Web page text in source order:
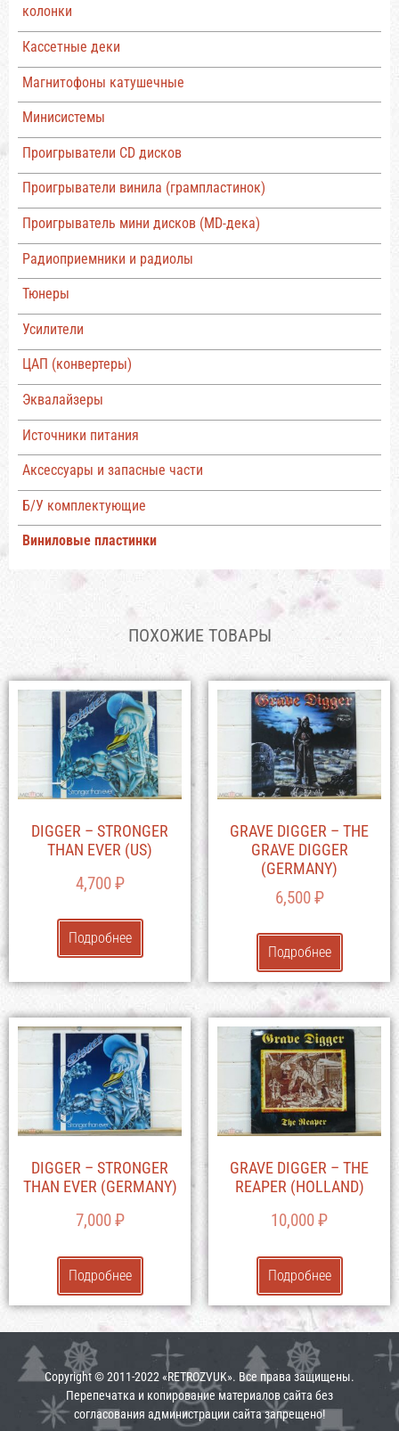
колонки
Кассетные деки
Магнитофоны катушечные
Минисистемы
Проигрыватели CD дисков
Проигрыватели винила (грампластинок)
Проигрыватель мини дисков (MD-дека)
Радиоприемники и радиолы
Тюнеры
Усилители
ЦАП (конвертеры)
Эквалайзеры
Источники питания
Аксессуары и запасные части
Б/У комплектующие
Виниловые пластинки
ПОХОЖИЕ ТОВАРЫ
DIGGER – STRONGER
THAN EVER (US)
4,700₽
Подробнее
GRAVE DIGGER – THE
GRAVE DIGGER
(GERMANY)
6,500₽
Подробнее
DIGGER – STRONGER
THAN EVER (GERMANY)
7,000₽
Подробнее
GRAVE DIGGER – THE
REAPER (HOLLAND)
10,000₽
Подробнее
Copyright © 2011-2022 «RETROZVUK». Все права защищены.
Перепечатка и копирование материалов сайта без
согласования администрации сайта запрещено!